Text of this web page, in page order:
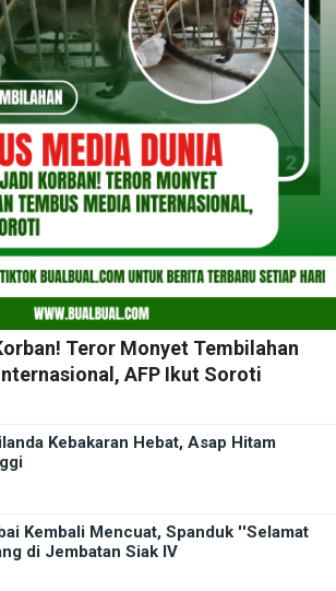
Teror Monyet Tembilahan
AFP Ikut Soroti
Kebakaran Hebat, Asap Hitam
Kembali Mencuat, Spanduk ''Selamat
di Jembatan Siak IV